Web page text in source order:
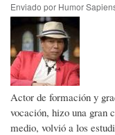
Enviado por Humor
Actor de formación y
vocación, hizo una gran
medio, volvió a los